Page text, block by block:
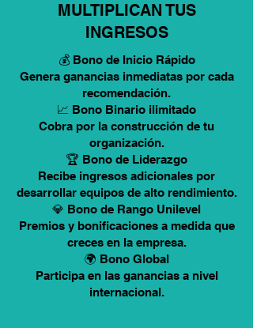
MULTIPLICAN TUS
INGRESOS
💰 Bono de Inicio Rápido
Genera ganancias inmediatas por cada
recomendación.
📈 Bono Binario ilimitado
Cobra por la construcción de tu
organización.
🏆 Bono de Liderazgo
Recibe ingresos adicionales por
desarrollar equipos de alto rendimiento.
💎 Bono de Rango Unilevel
Premios y bonificaciones a medida que
creces en la empresa.
🌍 Bono Global
Participa en las ganancias a nivel
internacional.